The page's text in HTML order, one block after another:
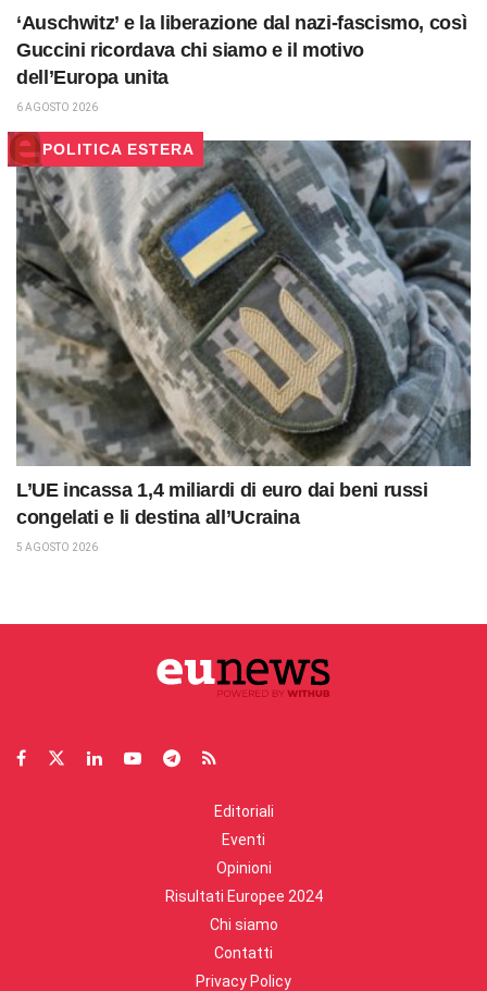
‘Auschwitz’ e la liberazione dal nazi-fascismo, così
Guccini ricordava chi siamo e il motivo
dell’Europa unita
6 AGOSTO 2026
POLITICA ESTERA
L’UE incassa 1,4 miliardi di euro dai beni russi
congelati e li destina all’Ucraina
5 AGOSTO 2026
Editoriali
Eventi
Opinioni
Risultati Europee 2024
Chi siamo
Contatti
Privacy Policy